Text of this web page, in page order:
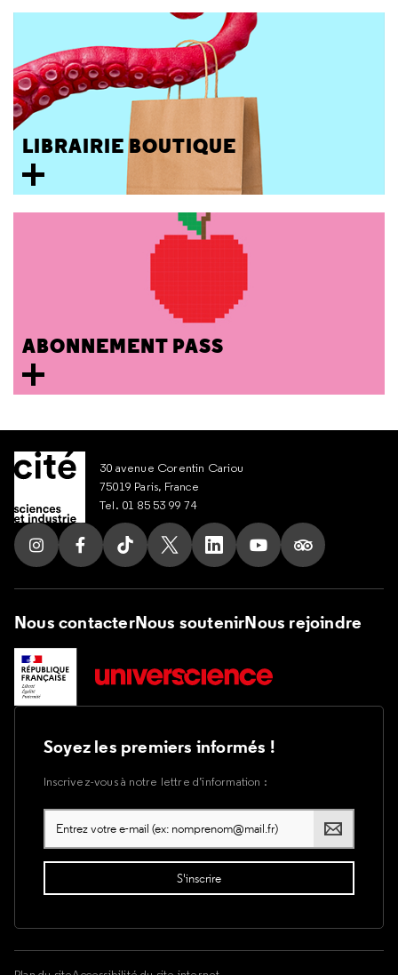
LIBRAIRIE BOUTIQUE
ABONNEMENT PASS
30 avenue Corentin Cariou
75019 Paris, France
Tel. 01 85 53 99 74
Suivez nous sur Instagram
Suivez nous sur Facebook
Suivez nous sur Tik Tok
Suivez nous sur X
Suivez nous sur LinkedIn
Suivez nous sur
Suivez nous
Nous contacterNous soutenirNous rejoindre
Soyez les premiers informés !
Inscrivez-vous à notre lettre d’information :